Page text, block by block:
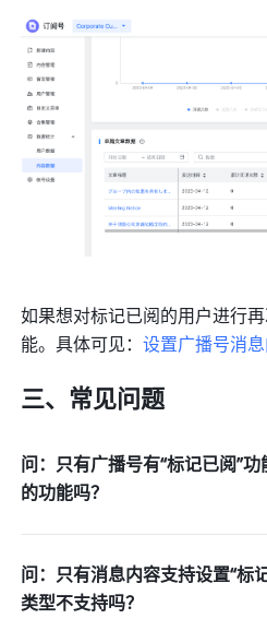
如果想对标记已阅的用户进行
能。具体可见：设置广播号消
三、常见问题
问：只有广播号有“标记已阅”
的功能吗？
问：只有消息内容支持设置“标
类型不支持吗？